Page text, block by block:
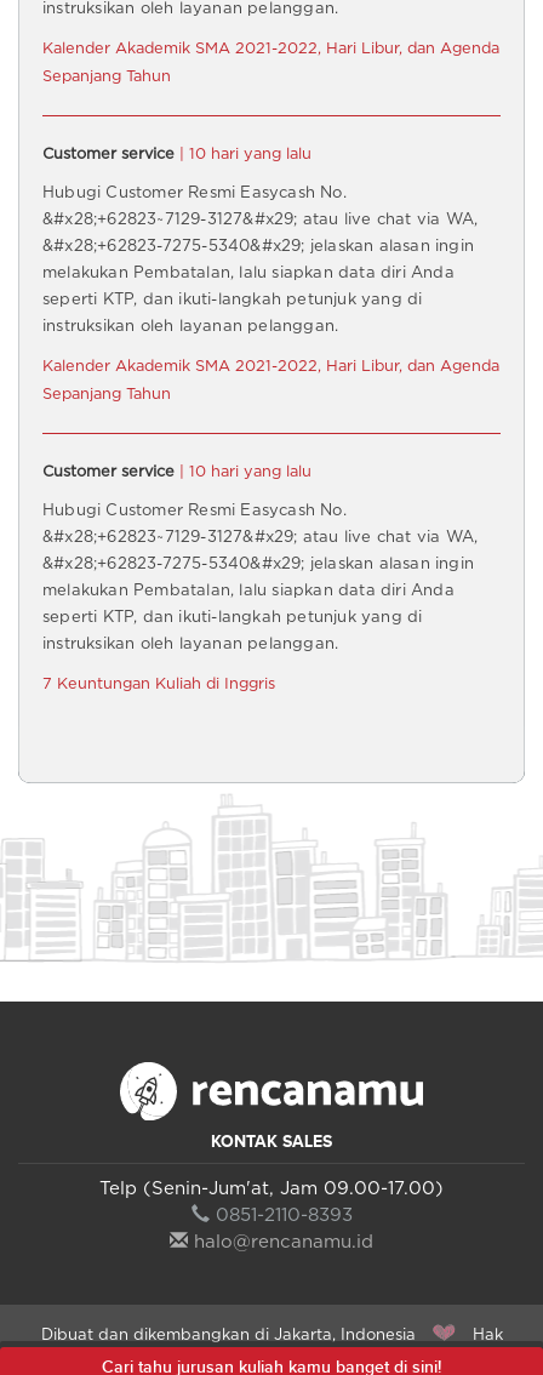
instruksikan oleh layanan pelanggan.
Kalender Akademik SMA 2021-2022, Hari Libur, dan Agenda
Sepanjang Tahun
Customer service | 10 hari yang lalu
Hubugi Customer Resmi Easycash No.
&#x28;+62823~7129-3127&#x29; atau live chat via WA,
&#x28;+62823-7275-5340&#x29; jelaskan alasan ingin
melakukan Pembatalan, lalu siapkan data diri Anda
seperti KTP, dan ikuti-langkah petunjuk yang di
instruksikan oleh layanan pelanggan.
Kalender Akademik SMA 2021-2022, Hari Libur, dan Agenda
Sepanjang Tahun
Customer service | 10 hari yang lalu
Hubugi Customer Resmi Easycash No.
&#x28;+62823~7129-3127&#x29; atau live chat via WA,
&#x28;+62823-7275-5340&#x29; jelaskan alasan ingin
melakukan Pembatalan, lalu siapkan data diri Anda
seperti KTP, dan ikuti-langkah petunjuk yang di
instruksikan oleh layanan pelanggan.
7 Keuntungan Kuliah di Inggris
KONTAK SALES
Telp (Senin-Jum'at, Jam 09.00-17.00)
0851-2110-8393
halo@rencanamu.id
Dibuat dan dikembangkan di Jakarta, Indonesia
Hak
Cipta Dilindungi 2015 - 2026 PT Manual Muda Indonesia ©
Cari tahu jurusan kuliah kamu banget di sini!